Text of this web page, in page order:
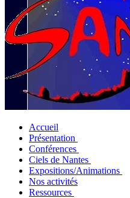
Accueil
Présentation
Conférences
Ciels de Nantes
Expositions/Animations
Nos activités
Ressources